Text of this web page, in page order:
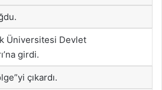
Üniversitesi Devlet
girdi.
çıkardı.